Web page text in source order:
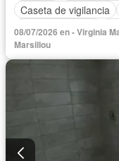
Caseta de vigilancia
Cocina equipada
Estacionamiento
Sala polivalente
08/07/2026 en - Virginia
Marsillou